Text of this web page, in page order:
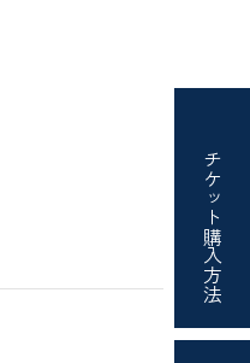
チケット
購入方法